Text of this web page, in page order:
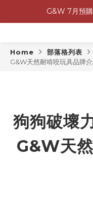
G&W 7月預
\ 加入會員領
全
G&W 7月預
Home 部落格列表
G&W天然耐啃咬玩具品牌
狗狗破壞
G&W天